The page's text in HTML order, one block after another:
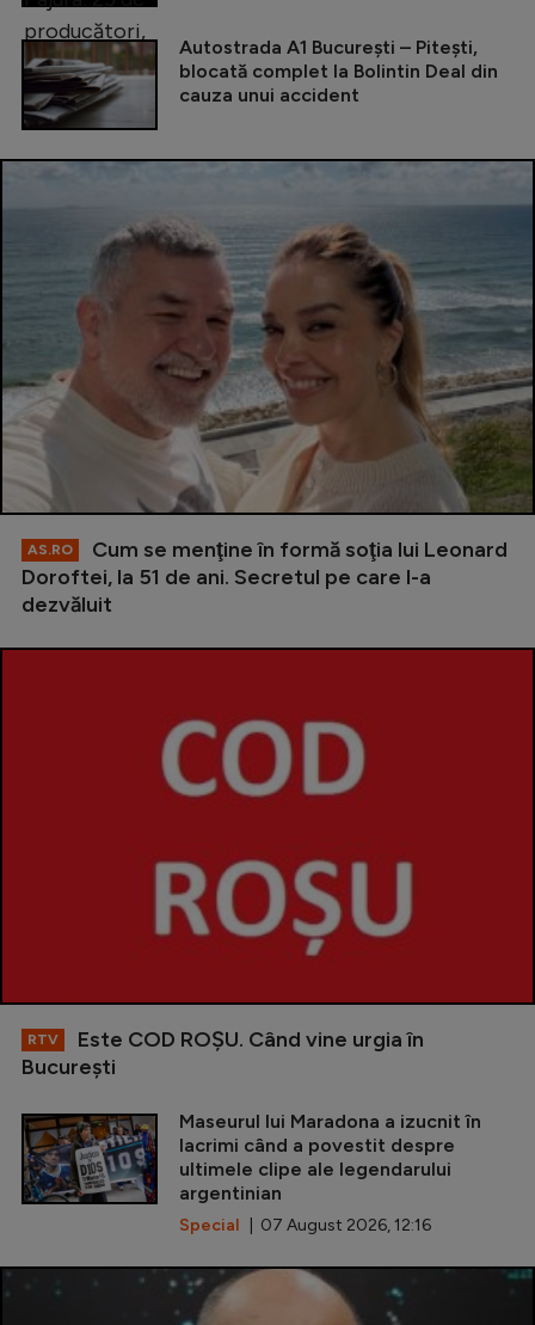
Autostrada A1 București – Pitești,
blocată complet la Bolintin Deal din
cauza unui accident
AS.RO
Cum se menţine în formă soţia lui Leonard
Doroftei, la 51 de ani. Secretul pe care l-a
dezvăluit
RTV
Este COD ROŞU. Când vine urgia în
Bucureşti
Maseurul lui Maradona a izucnit în
lacrimi când a povestit despre
ultimele clipe ale legendarului
argentinian
Special | 07 August 2026, 12:16